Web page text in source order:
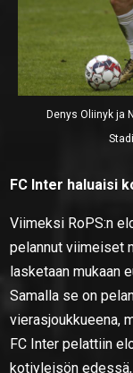
Denys Oliinyk ja
FC Inter haluaisi
Viimeksi RoPS:n
pelannut viimeiset
lasketaan mukaan
Samalla se on
vierasjoukkueena,
FC Inter pelattiin
kotiyleisön